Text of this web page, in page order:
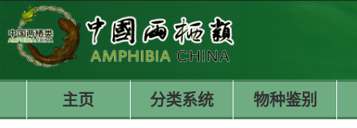
主页 分类系统 物种鉴别